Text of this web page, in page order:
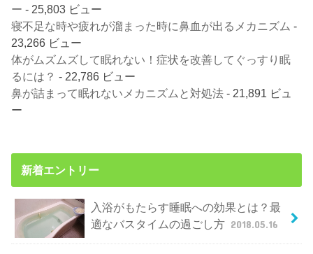
ー - 25,803 ビュー
寝不足な時や疲れが溜まった時に鼻血が出るメカニズム -
23,266 ビュー
体がムズムズして眠れない！症状を改善してぐっすり眠
るには？ - 22,786 ビュー
鼻が詰まって眠れないメカニズムと対処法 - 21,891 ビュ
ー
新着エントリー
入浴がもたらす睡眠への効果とは？最
適なバスタイムの過ごし方 2018.05.16